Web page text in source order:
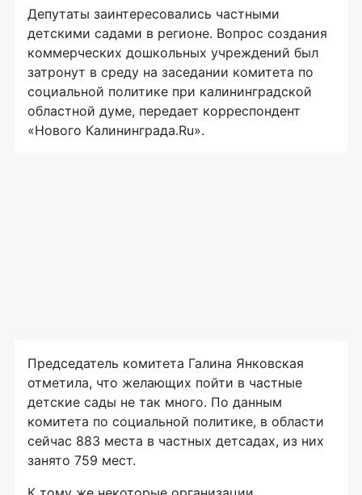
Депутаты заинтересовались частными
детскими садами в регионе. Вопрос создания
коммерческих дошкольных учреждений был
затронут в среду на заседании комитета по
социальной политике при калининградской
областной думе, передает корреспондент
«Нового Калининграда.Ru».
Председатель комитета Галина Янковская
отметила, что желающих пойти в частные
детские сады не так много. По данным
комитета по социальной политике, в области
сейчас 883 места в частных детсадах, из них
занято 759 мест.